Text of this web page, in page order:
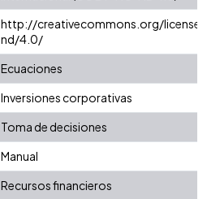
http://creativecommons.org/
nd/4.0/
Ecuaciones
Inversiones corporativas
Toma de decisiones
Manual
Recursos financieros